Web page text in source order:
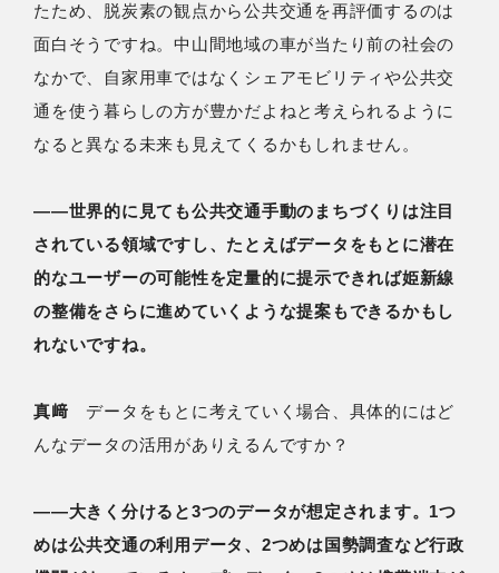
たため、脱炭素の観点から公共交通を再評価するのは
面白そうですね。中山間地域の車が当たり前の社会の
なかで、自家用車ではなくシェアモビリティや公共交
通を使う暮らしの方が豊かだよねと考えられるように
なると異なる未来も見えてくるかもしれません。
――世界的に見ても公共交通手動のまちづくりは注目
されている領域ですし、たとえばデータをもとに潜在
的なユーザーの可能性を定量的に提示できれば姫新線
の整備をさらに進めていくような提案もできるかもし
れないですね。
真﨑 データをもとに考えていく場合、具体的にはど
んなデータの活用がありえるんですか？
――大きく分けると3つのデータが想定されます。1つ
めは公共交通の利用データ、2つめは国勢調査など行政